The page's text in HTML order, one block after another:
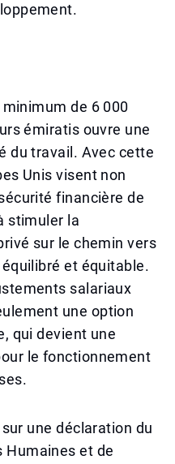
de 6 000
émiratis ouvre une
du travail. Avec cette
Unis visent non
financière de
stimuler la
sur le chemin vers
et équitable.
salariaux
une option
qui devient une
le fonctionnement
une déclaration du
Humaines et de